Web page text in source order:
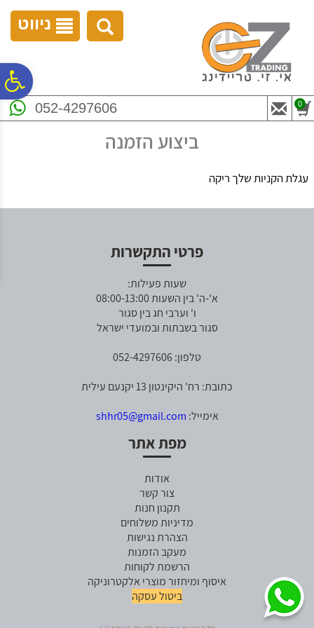
נגישות
ניווט
052-4297606 0
ביצוע הזמנה
עגלת הקניות שלך ריקה
פרטי התקשרות
שעות פעילות:
א'-ה' בין השעות 08:00-13:00
ו' וערבי חג בין סגור
סגור בשבתות ובמועדי ישראל
טלפון: 052-4297606
כתובת: רח' היקינטון 13 יקנעם עילית
אימייל: shhr05@gmail.com
מפת אתר
אודות
צור קשר
תקנון חנות
מדיניות משלוחים
הצהרת נגישות
מעקב הזמנות
הרשמת לקוחות
איסוף ומיחזור מוצרי אלקטרוניקה
ביטול עסקה